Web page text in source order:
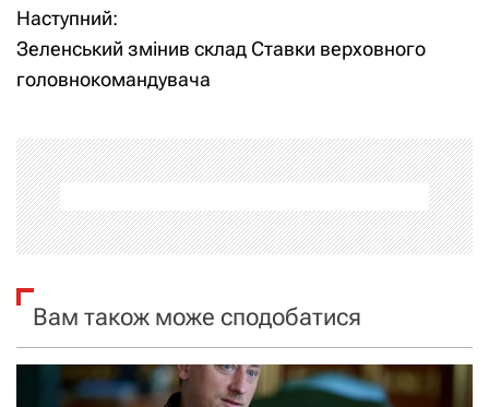
в
і
а
ц
і
я
з
Наступний:
Зеленський змінив склад Ставки верховного
головнокомандувача
Вам також може сподобатися